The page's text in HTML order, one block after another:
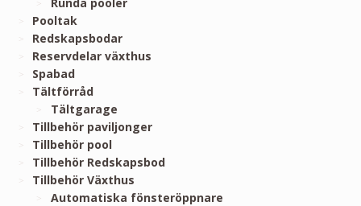
Pooltak
Redskapsbodar
Reservdelar växthus
Spabad
Tältförråd
Tältgarage
Tillbehör paviljonger
Tillbehör pool
Tillbehör Redskapsbod
Tillbehör Växthus
Automatiska fönsteröppnare